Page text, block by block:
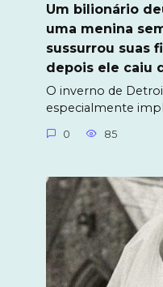
Um bilionário
uma menina
sussurrou suas
depois ele caiu
O inverno de
especialmente
0 85